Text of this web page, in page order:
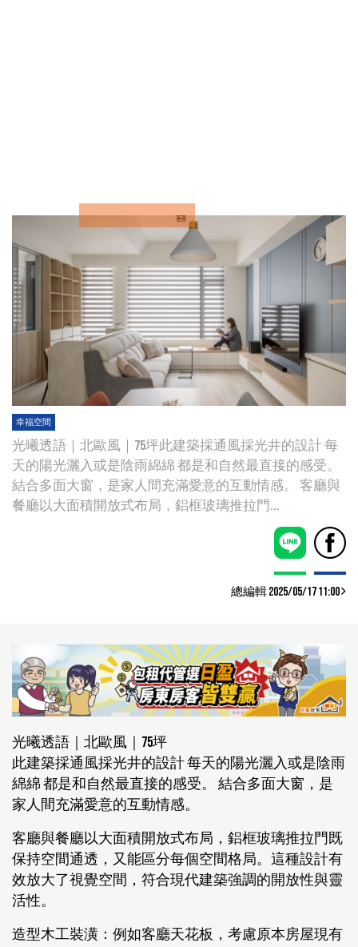
幸福空間
光曦透語｜北歐風｜75坪此建築採通風採光井的設計 每
天的陽光灑入或是陰雨綿綿 都是和自然最直接的感受。
結合多面大窗，是家人間充滿愛意的互動情感。 客廳與
餐廳以大面積開放式布局，鋁框玻璃推拉門...
總編輯 2025/05/17 11:00
光曦透語｜北歐風｜75坪
此建築採通風採光井的設計 每天的陽光灑入或是陰雨
綿綿 都是和自然最直接的感受。 結合多面大窗，是
家人間充滿愛意的互動情感。
客廳與餐廳以大面積開放式布局，鋁框玻璃推拉門既
保持空間通透，又能區分每個空間格局。這種設計有
效放大了視覺空間，符合現代建築強調的開放性與靈
活性。
造型木工裝潢：例如客廳天花板，考慮原本房屋現有